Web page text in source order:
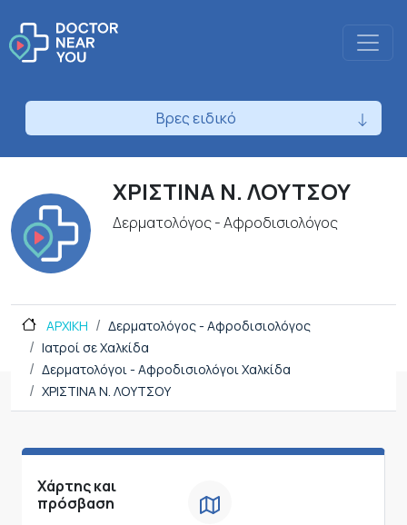
Βρες ειδικό
ΧΡΙΣΤΙΝΑ Ν. ΛΟΥΤΣΟΥ
Δερματολόγος - Αφροδισιολόγος
ΑΡΧΙΚΗ
Δερματολόγος - Αφροδισιολόγος
Ιατροί σε Χαλκίδα
Δερματολόγοι - Αφροδισιολόγοι Χαλκίδα
ΧΡΙΣΤΙΝΑ Ν. ΛΟΥΤΣΟΥ
Χάρτης και
πρόσβαση